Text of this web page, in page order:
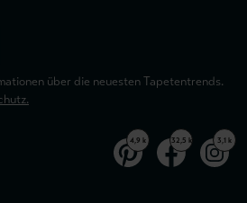
über die neuesten Tapetentrends.
4,9 k 32,5 k 3,1 k